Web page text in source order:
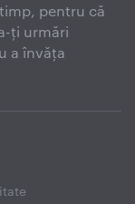
pentru că
ți urmări
a învăța